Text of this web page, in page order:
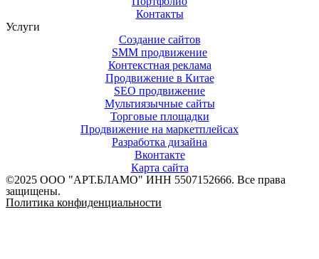
Контакты
Услуги
Создание сайтов
SMM продвижение
Контекстная реклама
Продвижение в Китае
SEO продвижение
Мультиязычные сайты
Торговые площадки
Продвижение на маркетплейсах
Разработка дизайна
Вконтакте
Карта сайта
©2025 ООО "АРТ.БЛАМО" ИНН 5507152666. Все права
защищены.
Политика конфиденциальности